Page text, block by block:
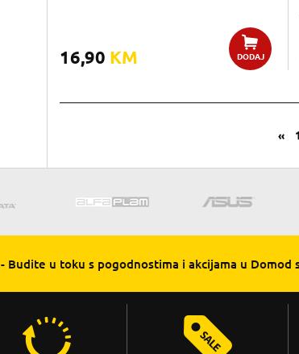
16,90 KM DODAJ
« 1
- Budite u toku s pogodnostima i akcijama u Domod